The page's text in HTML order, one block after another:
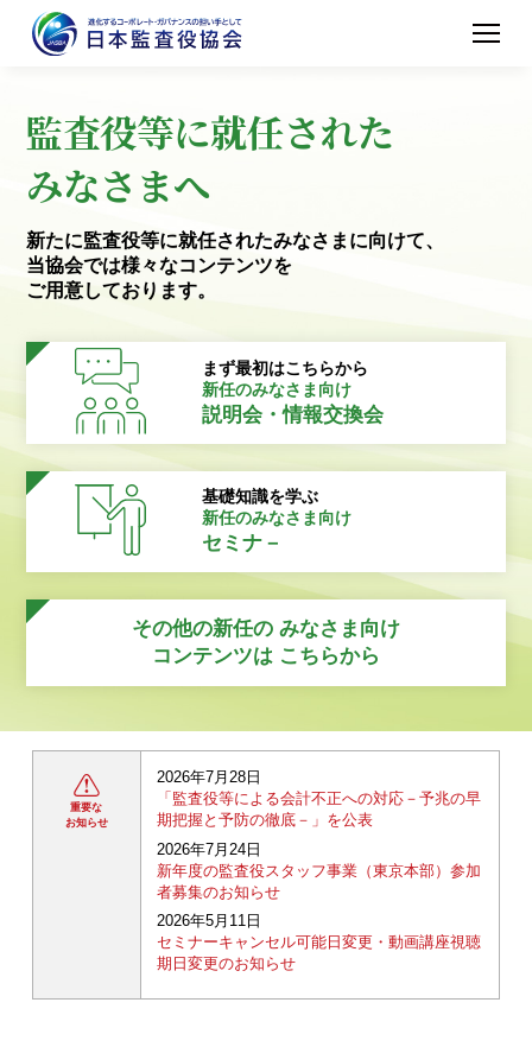
監査役等に就任された
みなさまへ
新たに監査役等に就任されたみなさまに向けて、
当協会では様々なコンテンツを
ご用意しております。
まず最初はこちらから
新任のみなさま向け
説明会・情報交換会
基礎知識を学ぶ
新任のみなさま向け
セミナ－
その他の新任の みなさま向け
コンテンツは こちらから
重要な
お知らせ
2026年7月28日
「監査役等による会計不正への対応－予兆の早
期把握と予防の徹底－」を公表
2026年7月24日
新年度の監査役スタッフ事業（東京本部）参加
者募集のお知らせ
2026年5月11日
セミナーキャンセル可能日変更・動画講座視聴
期日変更のお知らせ